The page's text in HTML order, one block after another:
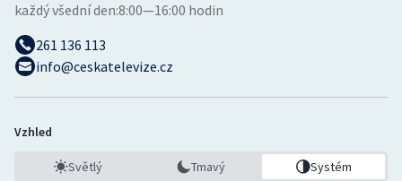
každý všední den:8:00—16:00 hodin
261 136 113
info@ceskatelevize.cz
Vzhled
Světlý Tmavý Systém